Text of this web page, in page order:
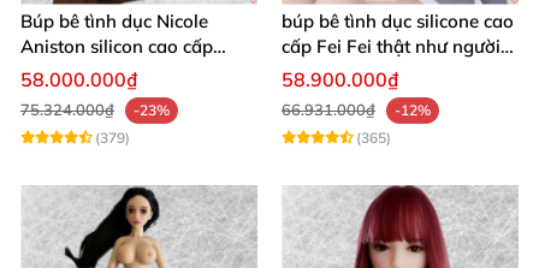
Búp bê tình dục Nicole
Aniston silicon cao cấp
Nhật Bản giá tốt
58.000.000₫
75.324.000₫
-23%
(379)
búp bê tình dục silicone cao
cấp Fei Fei thật như người
thật trải nghiệm tuyệt vời
58.900.000₫
66.931.000₫
-12%
(365)